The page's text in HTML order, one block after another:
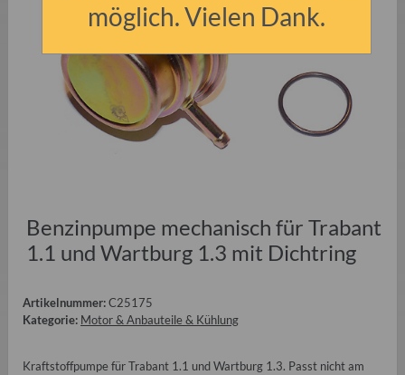
Benzinpumpe mechanisch für Trabant
1.1 und Wartburg 1.3 mit Dichtring
Artikelnummer:C25175
Kategorie: Motor & Anbauteile & Kühlung
Kraftstoffpumpe für Trabant 1.1 und Wartburg 1.3. Passt nicht am
möglich. Vielen Dank.